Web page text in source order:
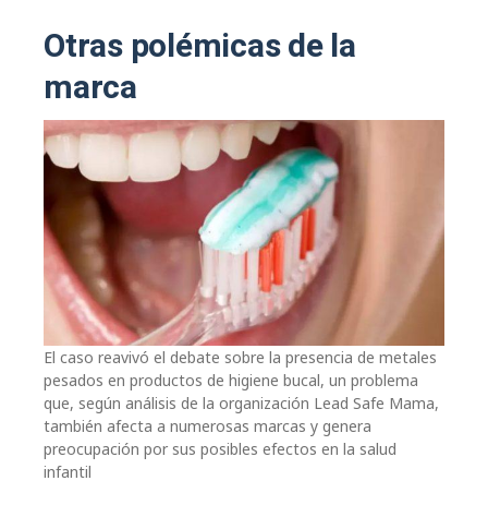
Otras polémicas de la
marca
El caso reavivó el debate sobre la presencia de metales
pesados en productos de higiene bucal, un problema
que, según análisis de la organización Lead Safe Mama,
también afecta a numerosas marcas y genera
preocupación por sus posibles efectos en la salud
infantil